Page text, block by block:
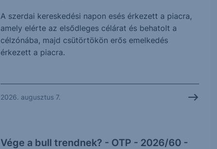
A szerdai kereskedési napon esés érkezett a piacra,
amely elérte az elsődleges célárat és behatolt a
célzónába, majd csütörtökön erős emelkedés
érkezett a piacra.
2026. augusztus 7.
Vége a bull trendnek? - OTP - 2026/60 -